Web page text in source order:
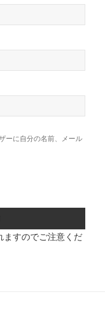
ーに自分の名前、メール
ますのでご注意くだ